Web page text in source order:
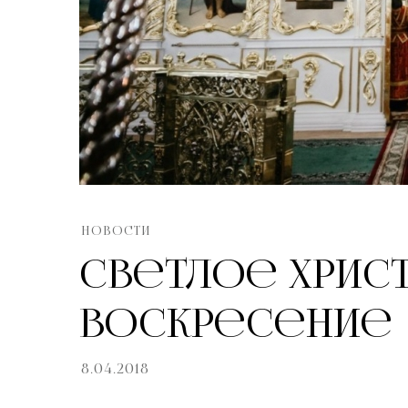
НОВОСТИ
Светлое
Воскресение
8.04.2018